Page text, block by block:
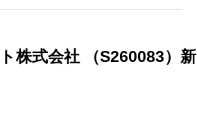
株式会社 （S260083）新